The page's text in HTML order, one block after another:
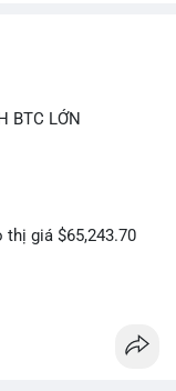
BTC LỚN
thị giá $65,243.70
được di chuyển